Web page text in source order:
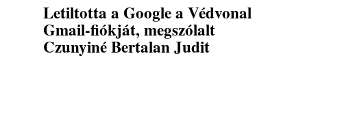
Letiltotta a Google a Védvonal
Gmail-fiókját, megszólalt
Czunyiné Bertalan Judit